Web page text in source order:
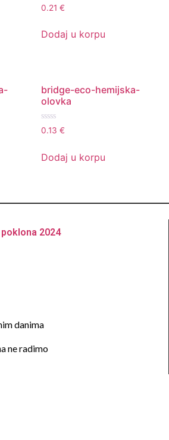
Ocenjeno
sa
od
5
0.21 €
Dodaj u korpu
bridge-eco-hemijska-
olovka
Ocenjeno
sa
5
0.13 €
Dodaj u korpu
2024
danima
ne radimo